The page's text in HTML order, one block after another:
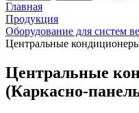
Главная
Продукция
Оборудование для систем
Центральные
Центральные
(Каркасно-